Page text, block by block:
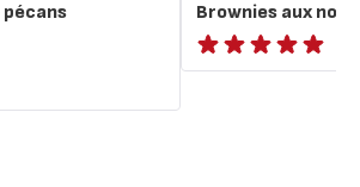
pécans
Brownies aux noix
ratings.NaN